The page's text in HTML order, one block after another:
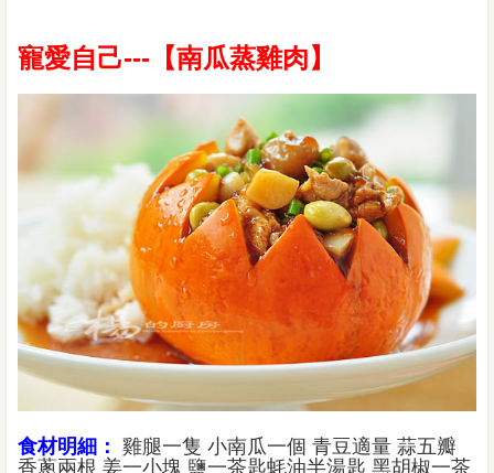
寵愛自己---【南瓜蒸雞肉】
食材明細： 雞腿一隻 小南瓜一個 青豆適量 蒜五瓣
香蔥兩根 姜一小塊 鹽一茶匙蚝油半湯匙 黑胡椒一茶